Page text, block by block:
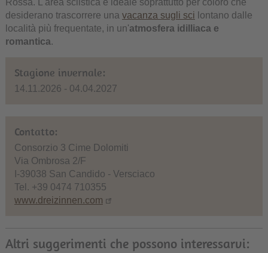
Rossa. L'area sciistica è ideale soprattutto per coloro che
desiderano trascorrere una vacanza sugli sci lontano dalle
località più frequentate, in un'atmosfera idilliaca e
romantica.
Stagione invernale:
14.11.2026 - 04.04.2027
Contatto:
Consorzio 3 Cime Dolomiti
Via Ombrosa 2/F
I-39038 San Candido - Versciaco
Tel. +39 0474 710355
www.dreizinnen.com
Altri suggerimenti che possono interessarvi: